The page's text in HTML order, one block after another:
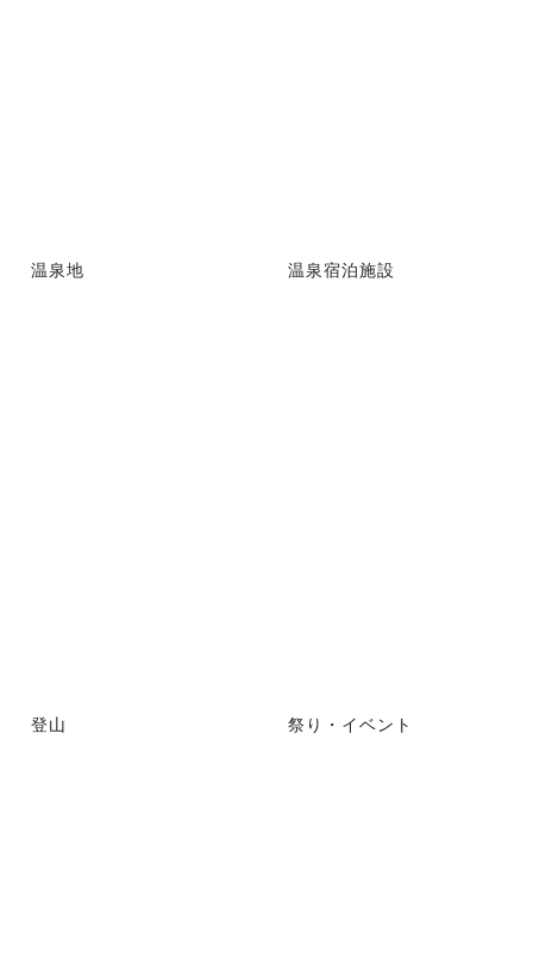
温泉地 温泉宿泊施設
登山 祭り・イベント